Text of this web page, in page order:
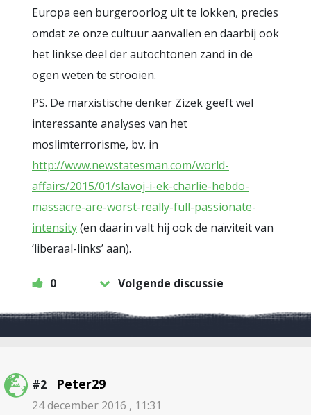
Europa een burgeroorlog uit te lokken, precies
omdat ze onze cultuur aanvallen en daarbij ook
het linkse deel der autochtonen zand in de
ogen weten te strooien.
PS. De marxistische denker Zizek geeft wel
interessante analyses van het
moslimterrorisme, bv. in
http://www.newstatesman.com/world-
affairs/2015/01/slavoj-i-ek-charlie-hebdo-
massacre-are-worst-really-full-passionate-
intensity(en daarin valt hij ook de naïviteit van
‘liberaal-links’ aan).
0 Volgende discussie
#2 Peter29
24 december 2016 , 11:31